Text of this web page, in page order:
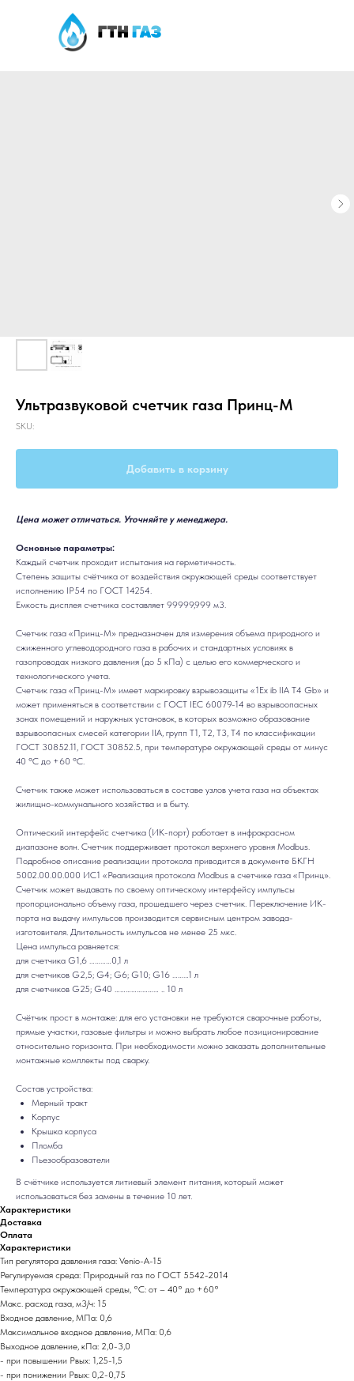
Ультразвуковой счетчик газа Принц-М
SKU:
Добавить в корзину
Цена может отличаться. Уточняйте у менеджера.
Основные параметры:
Каждый счетчик проходит испытания на герметичность.
Степень защиты счётчика от воздействия окружающей среды соответствует
исполнению IP54 по ГОСТ 14254.
Емкость дисплея счетчика составляет 99999,999 м3.
Счетчик газа «Принц-М» предназначен для измерения объема природного и
сжиженного углеводородного газа в рабочих и стандартных условиях в
газопроводах низкого давления (до 5 кПа) с целью его коммерческого и
технологического учета.
Счетчик газа «Принц-М» имеет маркировку взрывозащиты «1Ex ib IIA T4 Gb» и
может применяться в соответствии с ГОСТ IEC 60079-14 во взрывоопасных
зонах помещений и наружных установок, в которых возможно образование
взрывоопасных смесей категории IIА, групп Т1, Т2, Т3, Т4 по классификации
ГОСТ 30852.11, ГОСТ 30852.5, при температуре окружающей среды от минус
40 ºС до +60 ºС.
Счетчик также может использоваться в составе узлов учета газа на объектах
жилищно-коммунального хозяйства и в быту.
Оптический интерфейс счетчика (ИК-порт) работает в инфракрасном
диапазоне волн. Счетчик поддерживает протокол верхнего уровня Modbus.
Подробное описание реализации протокола приводится в документе БКГН
5002.00.00.000 ИС1 «Реализация протокола Modbus в счетчике газа «Принц».
Счетчик может выдавать по своему оптическому интерфейсу импульсы
пропорционально объему газа, прошедшего через счетчик. Переключение ИК-
порта на выдачу импульсов производится сервисным центром завода-
изготовителя. Длительность импульсов не менее 25 мкс.
Цена импульса равняется:
для счетчика G1,6 …………0,1 л
для счетчиков G2,5; G4; G6; G10; G16 ………1 л
для счетчиков G25; G40 …………………… .. 10 л
Счётчик прост в монтаже: для его установки не требуются сварочные работы,
прямые участки, газовые фильтры и можно выбрать любое позиционирование
относительно горизонта. При необходимости можно заказать дополнительные
монтажные комплекты под сварку.
Состав устройства:
Мерный тракт
Корпус
Крышка корпуса
Пломба
Пьезообразователи
В счётчике используется литиевый элемент питания, который может
использоваться без замены в течение 10 лет.
Характеристики
Доставка
Оплата
Характеристики
Тип регулятора давления газа: Venio-A-15
Регулируемая среда: Природный газ по ГОСТ 5542-2014
Температура окружающей среды, °C: от – 40° до +60°
Макс. расход газа, м3/ч: 15
Входное давление, МПа: 0,6
Максимальное входное давление, МПа: 0,6
Выходное давление, кПа: 2,0-3,0
- при повышении Рвых: 1,25-1,5
- при понижении Рвых: 0,2-0,75